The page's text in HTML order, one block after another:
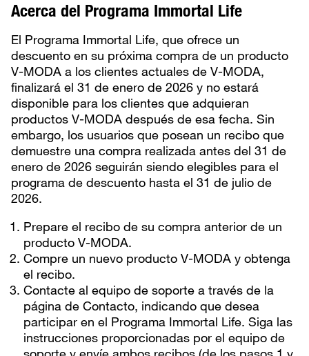
Acerca del Programa Immortal Life
El Programa Immortal Life, que ofrece un
descuento en su próxima compra de un producto
V-MODA a los clientes actuales de V-MODA,
finalizará el 31 de enero de 2026 y no estará
disponible para los clientes que adquieran
productos V-MODA después de esa fecha. Sin
embargo, los usuarios que posean un recibo que
demuestre una compra realizada antes del 31 de
enero de 2026 seguirán siendo elegibles para el
programa de descuento hasta el 31 de julio de
2026.
Prepare el recibo de su compra anterior de un
producto V-MODA.
Compre un nuevo producto V-MODA y obtenga
el recibo.
Contacte al equipo de soporte a través de la
página de Contacto, indicando que desea
participar en el Programa Immortal Life. Siga las
instrucciones proporcionadas por el equipo de